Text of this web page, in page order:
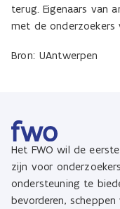
terug. Eigenaars van
met de onderzoekers
Bron: UAntwerpen
Het FWO wil de
zijn voor
ondersteuning te
bevorderen,